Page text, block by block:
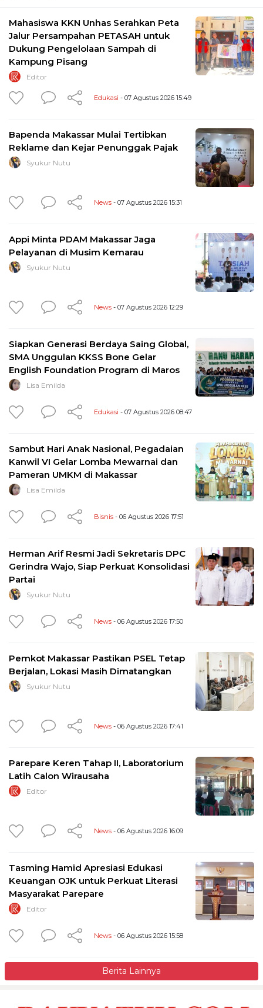
Mahasiswa KKN Unhas Serahkan Peta
Jalur Persampahan PETASAH untuk
Dukung Pengelolaan Sampah di
Kampung Pisang
Editor
Edukasi - 07 Agustus 2026 15:49
Bapenda Makassar Mulai Tertibkan
Reklame dan Kejar Penunggak Pajak
Syukur Nutu
News - 07 Agustus 2026 15:31
Appi Minta PDAM Makassar Jaga
Pelayanan di Musim Kemarau
Syukur Nutu
News - 07 Agustus 2026 12:29
Siapkan Generasi Berdaya Saing Global,
SMA Unggulan KKSS Bone Gelar
English Foundation Program di Maros
Lisa Emilda
Edukasi - 07 Agustus 2026 08:47
Sambut Hari Anak Nasional, Pegadaian
Kanwil VI Gelar Lomba Mewarnai dan
Pameran UMKM di Makassar
Lisa Emilda
Bisnis - 06 Agustus 2026 17:51
Herman Arif Resmi Jadi Sekretaris DPC
Gerindra Wajo, Siap Perkuat Konsolidasi
Partai
Syukur Nutu
News - 06 Agustus 2026 17:50
Pemkot Makassar Pastikan PSEL Tetap
Berjalan, Lokasi Masih Dimatangkan
Syukur Nutu
News - 06 Agustus 2026 17:41
Parepare Keren Tahap II, Laboratorium
Latih Calon Wirausaha
Editor
News - 06 Agustus 2026 16:09
Tasming Hamid Apresiasi Edukasi
Keuangan OJK untuk Perkuat Literasi
Masyarakat Parepare
Editor
News - 06 Agustus 2026 15:58
Berita Lainnya